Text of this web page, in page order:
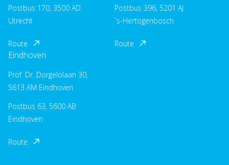
Postbus 170, 3500 AD
Utrecht
Route
Postbus 396, 5201 AJ
´s-Hertogenbosch
Route
Eindhoven
Prof. Dr. Dorgelolaan 30,
5613 AM Eindhoven
Postbus 63, 5600 AB
Eindhoven
Route